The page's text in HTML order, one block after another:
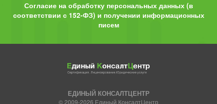
Согласие на обработку персональных данных (в
соответствии с 152-ФЗ) и получении информационных
писем
ЕДИНЫЙ КОНСАЛТЦЕНТР
© 2009-2026 Единый КонсалтЦентр